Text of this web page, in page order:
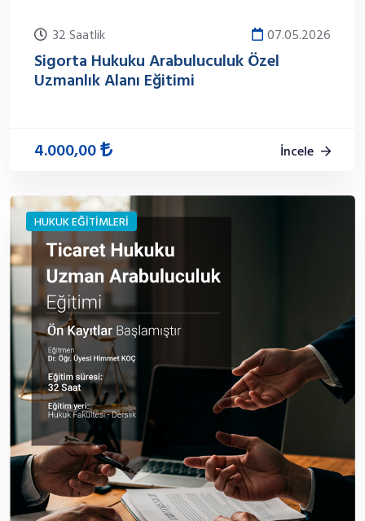
32 Saatlik 07.05.2026
Sigorta Hukuku Arabuluculuk Özel
Uzmanlık Alanı Eğitimi
4.000,00 İncele
HUKUK EĞİTİMLERİ